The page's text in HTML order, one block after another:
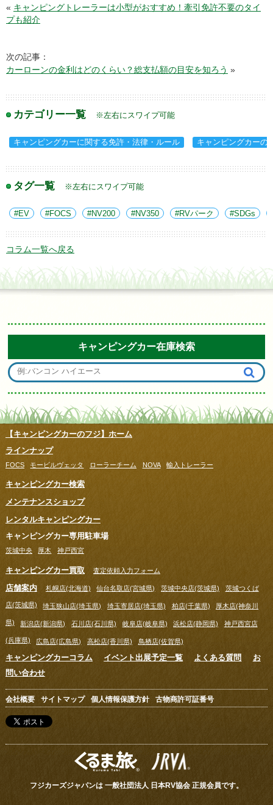
« キャンピングトレーラーは小型がおすすめ！牽引免許不要のタイ
プも紹介
次の記事：
カーローンの金利はどのくらい？総支払額の目安を知ろう »
カテゴリー一覧 ※左右にスワイプ可能
キャンピングカーに関する免許・法律・ルール キャンピングカーの
タグ一覧 ※左右にスワイプ可能
EV FOCS NV200 NV350 RVパーク SDGs
コラム一覧へ戻る
キャンピングカー在庫検索
【キャンピングカーのフジ】ホーム
ラインナップ
FOCS モービルヴェッタ ローラーチーム NOVA 輸入トレーラー
キャンピングカー検索
メンテナンスショップ
レンタルキャンピングカー
キャンピングカー専用駐車場
茨城中央 厚木 神戸西宮
キャンピングカー買取 査定依頼入力フォーム
店舗案内 札幌店(北海道) 仙台名取店(宮城県) 茨城中央店(茨城県) 茨城つくば
店(茨城県) 埼玉狭山店(埼玉県) 埼玉寄居店(埼玉県) 柏店(千葉県) 厚木店(神奈川
県) 新潟店(新潟県) 石川店(石川県) 岐阜店(岐阜県) 浜松店(静岡県) 神戸西宮店
(兵庫県) 広島店(広島県) 高松店(香川県) 鳥栖店(佐賀県)
キャンピングカーコラム イベント出展予定一覧 よくある質問
お
問い合わせ
会社概要 サイトマップ 個人情報保護方針 古物商許可証番号
フジカーズジャパンは 一般社団法人 日本RV協会 正規会員です。